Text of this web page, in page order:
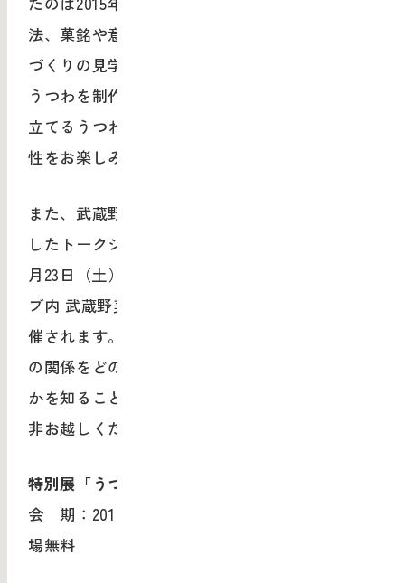
法、菓銘や意匠にまつわる物語を知り、和菓子
づくりの見学や体験を通して得た学びを基に、
うつわを制作しています。和菓子の魅力を引き
立てるうつわと、つくり手の瑞々しく豊かな感
性をお楽しみください。
また、武蔵野美術大学が主催する、本展に関連
したトークショー
月23日（土）、東京ミッドタウン・デザインハ
ブ内 武蔵野美術大学デザイン・ラウンジにて開
催されます。工芸の作り手たちが、ものともの
の関係をどのように意識してデザインしている
かを知ることのできる貴重な機会ですので、是
非お越しください。
特別展「うつわと和菓子」
会 期：2018年6月20日（水）～26日（火）※入
場無料